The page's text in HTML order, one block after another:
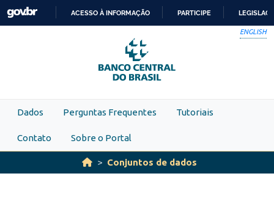
Skip to main content
PARA
O
CONTEÚDO
ACESSO À INFORMAÇÃO PARTICIPE
ENGLISH
Dados Perguntas Frequentes Tutoriais
Contato Sobre o Portal
Conjuntos de dados